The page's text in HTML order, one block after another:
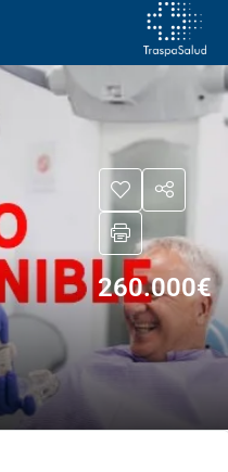
260.000€